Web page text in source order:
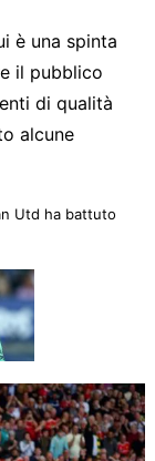
è una spinta
il pubblico
di qualità
alcune
Utd ha battuto